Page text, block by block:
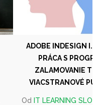
ADOBE INDESIGN I.
PRÁCA S
ZALAMOVANIE
VIACSTRANOVÉ
Od IT LEARNING